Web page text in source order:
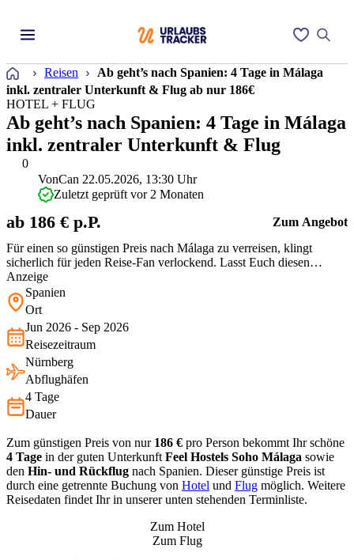
Startseite
Reisen
Ab geht’s nach Spanien: 4 Tage in Málaga
inkl. zentraler Unterkunft & Flug ab nur 186€
0
HOTEL + FLUG
Ab geht’s nach Spanien: 4 Tage in Málaga
inkl. zentraler Unterkunft & Flug
Für einen so günstigen Preis nach Málaga zu verreisen, klingt
sicherlich für jeden Reise-Fan verlockend. Lasst Euch diesen
günstigen Preis nicht entgehen & erkundet die 2. größte Stadt
Andalusiens.
VonCan 22.05.2026, 13:30 Uhr
Zuletzt geprüft vor 2 Monaten
ab 186 € p.P. Zum Angebot
Anzeige
Spanien
Ort
Jun 2026 - Sep 2026
Reisezeitraum
Nürnberg
Abflughäfen
4 Tage
Dauer
Zum günstigen Preis von nur 186 € pro Person bekommt Ihr schöne
4 Tage in der guten Unterkunft Feel Hostels Soho Málaga sowie
den Hin- und Rückflug nach Spanien. Dieser günstige Preis ist
durch eine getrennte Buchung von Hotel und Flug möglich. Weitere
Reisedaten findet Ihr in unserer unten stehenden Terminliste.
Zum Hotel
Zum Flug